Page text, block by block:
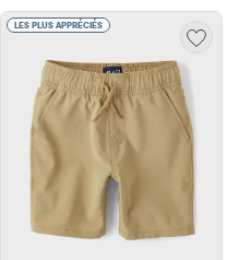
LES PLUS APPRÉCIÉS